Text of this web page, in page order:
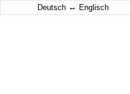
Deutsch ↔ Englisch